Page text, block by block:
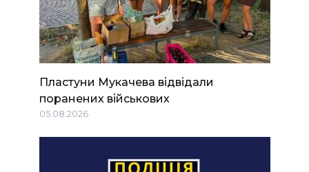
Пластуни Мукачева відвідали
поранених військових
05.08.2026